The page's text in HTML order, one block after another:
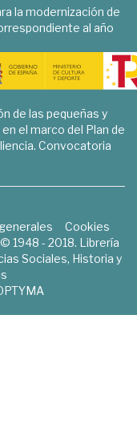
la modernización de
al año
de las pequeñas y
el marco del Plan de
Convocatoria
Cookies
1948 - 2018. Librería
Sociales, Historia y